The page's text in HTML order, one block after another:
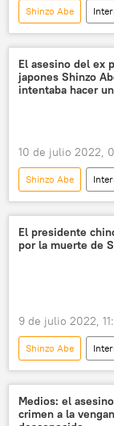
Shinzo Abe
Asesinato de
Japón
El asesino del ex
japones Shinzo
intentaba hacer
10 de julio 2022,
Shinzo Abe
Japón
El presidente
por la muerte de
9 de julio 2022,
Shinzo Abe
Japón
🌏
Medios: el
crimen a la